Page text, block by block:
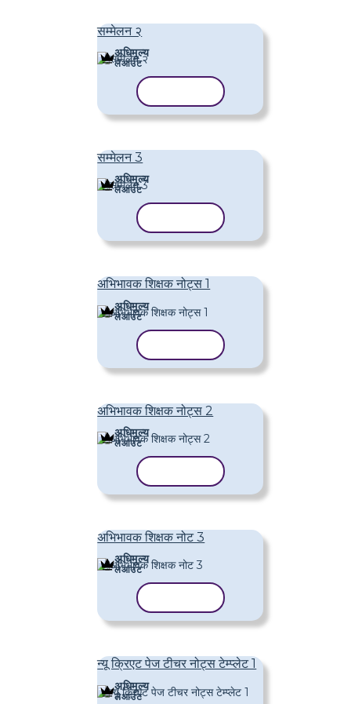
सम्मेलन २
अधिमूल्य
लेआउट
सम्मेलन 3
अधिमूल्य
लेआउट
अभिभावक शिक्षक नोट्स 1
अधिमूल्य
लेआउट
अभिभावक शिक्षक नोट्स 2
अधिमूल्य
लेआउट
अभिभावक शिक्षक नोट 3
अधिमूल्य
लेआउट
न्यू क्रिएट पेज टीचर नोट्स टेम्प्लेट 1
अधिमूल्य
लेआउट